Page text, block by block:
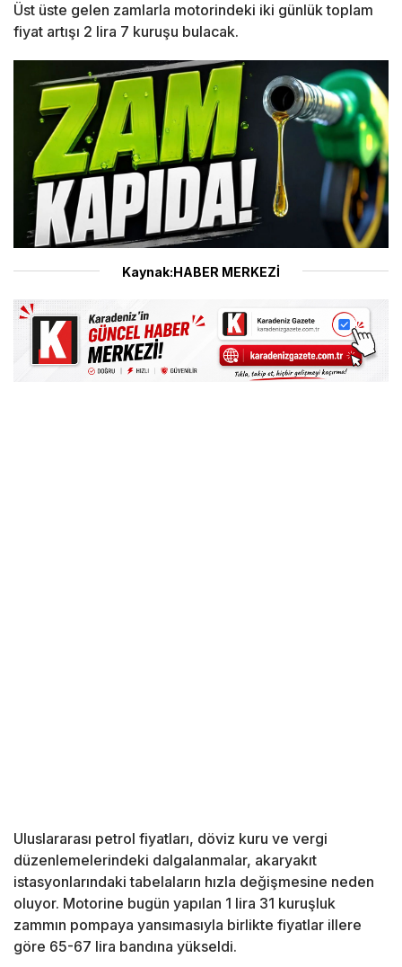
Üst üste gelen zamlarla motorindeki iki günlük toplam
fiyat artışı 2 lira 7 kuruşu bulacak.
Kaynak:HABER MERKEZİ
Uluslararası petrol fiyatları, döviz kuru ve vergi
düzenlemelerindeki dalgalanmalar, akaryakıt
istasyonlarındaki tabelaların hızla değişmesine neden
oluyor. Motorine bugün yapılan 1 lira 31 kuruşluk
zammın pompaya yansımasıyla birlikte fiyatlar illere
göre 65-67 lira bandına yükseldi.